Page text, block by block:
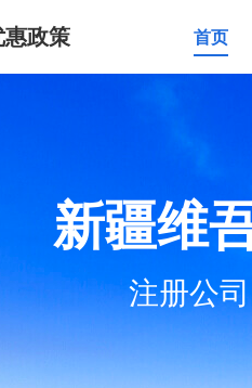
政策 首页
新疆维
注册公